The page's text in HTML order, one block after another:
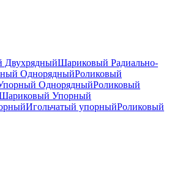
ДвухрядныйШариковый Радиально-
ОднорядныйРоликовый
ОднорядныйРоликовый
Упорный
Игольчатый упорныйРоликовый